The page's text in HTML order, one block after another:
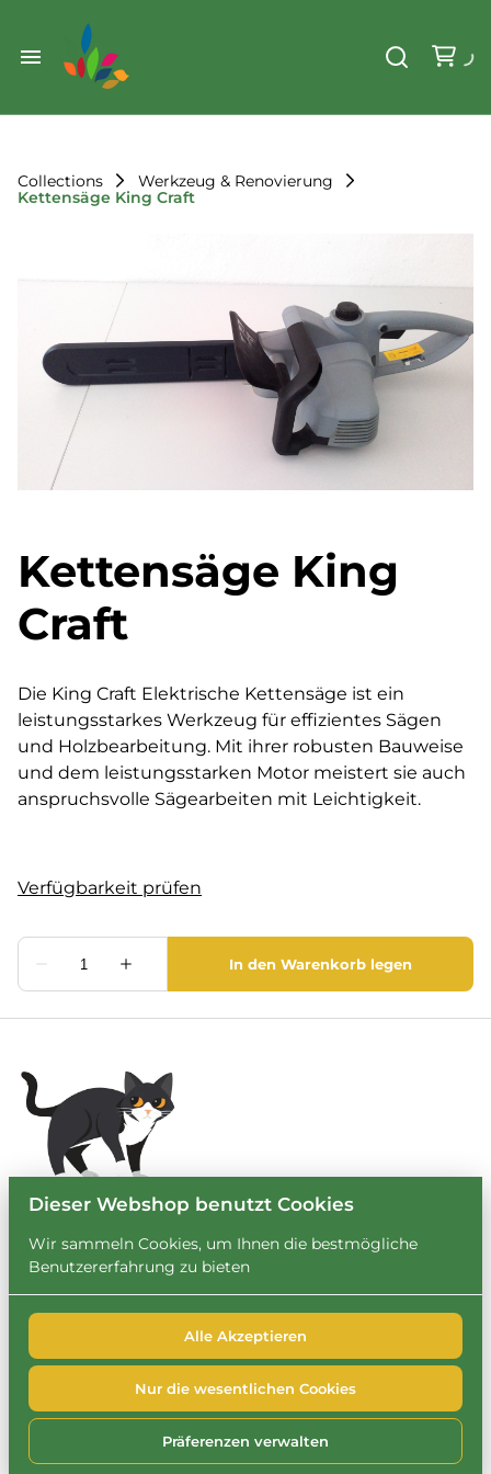
Start
Sortiment
Weihnachten
Werkzeug & Renovierung
Der Verein
Standorte
Kontakt
FAQ
Collections
Werkzeug & Renovierung
Kettensäge King Craft
Kettensäge King
Craft
Die King Craft Elektrische Kettensäge ist ein
leistungsstarkes Werkzeug für effizientes Sägen
und Holzbearbeitung. Mit ihrer robusten Bauweise
und dem leistungsstarken Motor meistert sie auch
anspruchsvolle Sägearbeiten mit Leichtigkeit.
2026 Leihbrary. Alle Rechte vorbehalten. |
Powered by Booqable
FAQ
Dieser Webshop benutzt Cookies
Wir sammeln Cookies, um Ihnen die bestmögliche
Benutzererfahrung zu bieten
Alle Akzeptieren
Nur die wesentlichen Cookies
Präferenzen verwalten